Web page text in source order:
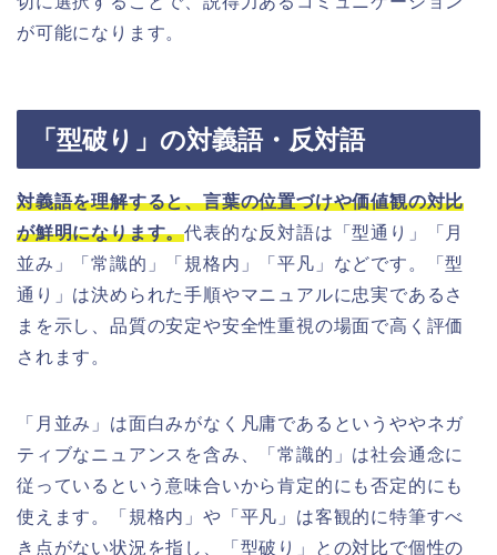
が可能になります。
「型破り」の対義語・反対語
対義語を理解すると、言葉の位置づけや価値観の対比
が鮮明になります。代表的な反対語は「型通り」「月
並み」「常識的」「規格内」「平凡」などです。「型
通り」は決められた手順やマニュアルに忠実であるさ
まを示し、品質の安定や安全性重視の場面で高く評価
されます。
「月並み」は面白みがなく凡庸であるというややネガ
ティブなニュアンスを含み、「常識的」は社会通念に
従っているという意味合いから肯定的にも否定的にも
使えます。「規格内」や「平凡」は客観的に特筆すべ
き点がない状況を指し、「型破り」との対比で個性の